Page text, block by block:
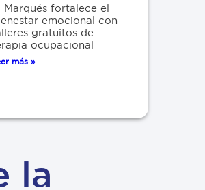
Marqués fortalece el
emocional con
gratuitos de
ocupacional
más »
la